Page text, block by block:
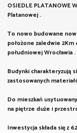
OSIEDLE PLATANOWE
Platanowej .
To nowo budowane
położone zaledwie
południowej Wrocławia .
Budynki charakteryzują
zastosowanych
Do mieszkań
na piętrze duże i
Inwestycja składa się z